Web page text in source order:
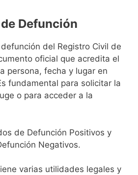
Defunción
del Registro Civil de
oficial que acredita el
persona, fecha y lugar en
fundamental para solicitar la
o para acceder a la
de Defunción Positivos y
Negativos.
varias utilidades legales y